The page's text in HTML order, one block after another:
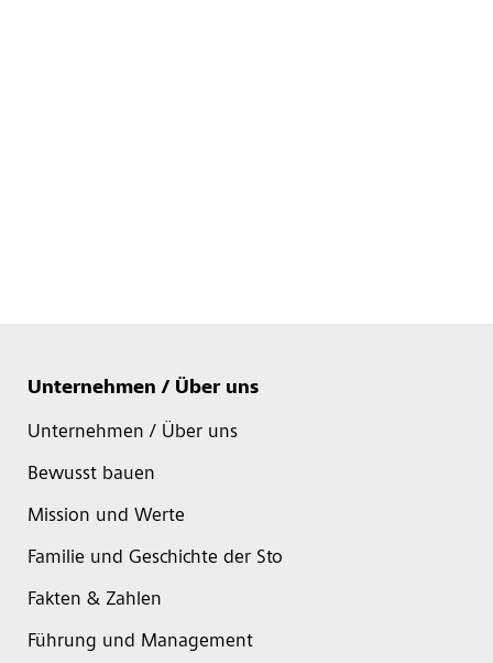
Unternehmen / Über uns
Unternehmen / Über uns
Bewusst bauen
Mission und Werte
Familie und Geschichte der Sto
Fakten & Zahlen
Führung und Management